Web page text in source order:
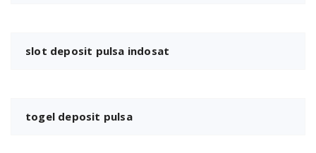
slot deposit pulsa indosat
togel deposit pulsa